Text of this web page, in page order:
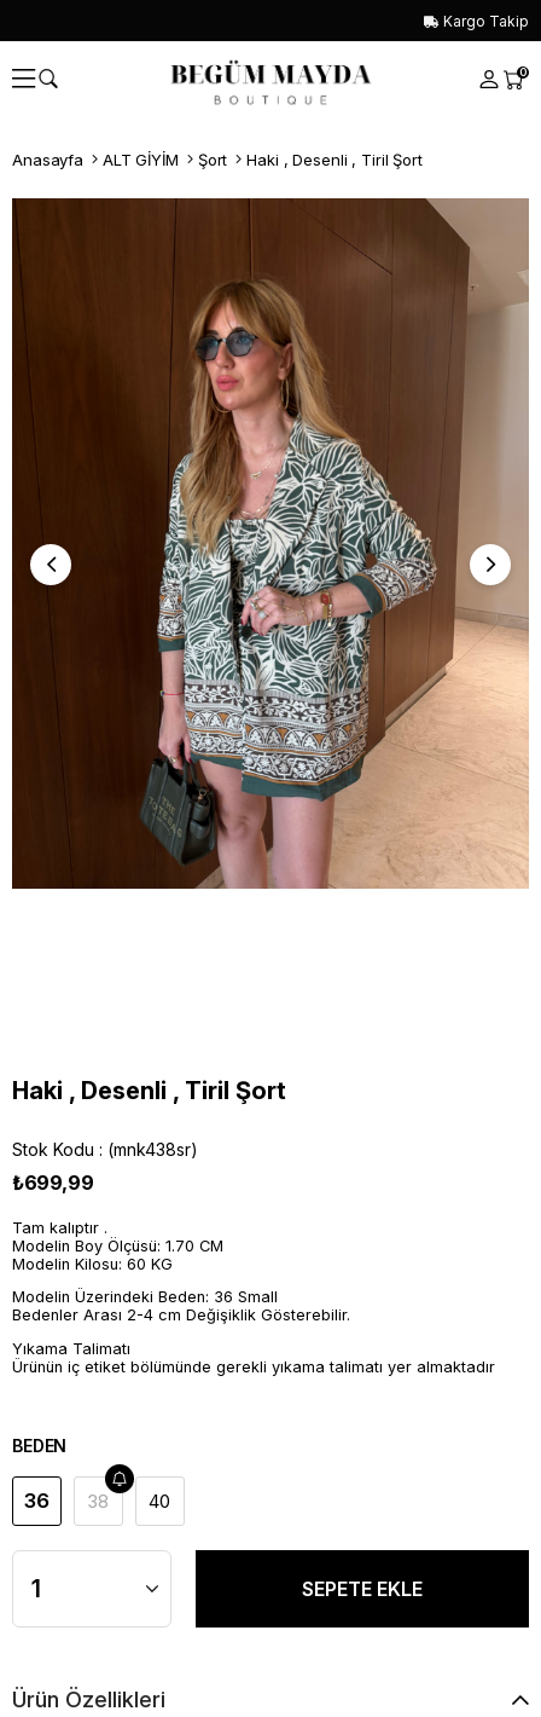
Kargo Takip
0
Anasayfa ALT GİYİM Şort Haki , Desenli , Tiril Şort
Haki , Desenli , Tiril Şort
Stok Kodu (mnk438sr)
₺699,99
Tam kalıptır .
Modelin Boy Ölçüsü: 1.70 CM
Modelin Kilosu: 60 KG
Modelin Üzerindeki Beden: 36 Small
Bedenler Arası 2-4 cm Değişiklik Gösterebilir.
Yıkama Talimatı
Ürünün iç etiket bölümünde gerekli yıkama talimatı yer almaktadır
BEDEN
36 38 40
Ürün Özellikleri